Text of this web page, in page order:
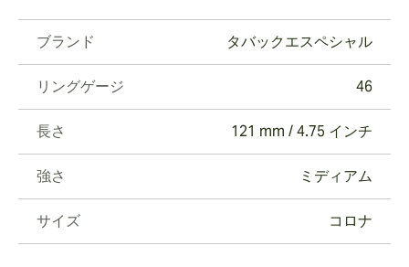
ブランド タバックエスペシャル
リングゲージ 46
長さ 121 mm / 4.75 インチ
強さ ミディアム
サイズ コロナ